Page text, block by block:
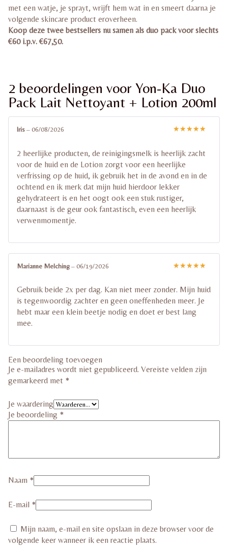
met een watje, je sprayt, wrijft hem wat in en smeert daarna je
volgende skincare product eroverheen.
Koop deze twee bestsellers nu samen als duo pack voor slechts
€60 i.p.v. €67,50.
2 beoordelingen voor Yon-Ka Duo
Pack Lait Nettoyant + Lotion 200ml
Iris – 06/08/2026
2 heerlijke producten, de reinigingsmelk is heerlijk zacht
voor de huid en de Lotion zorgt voor een heerlijke
verfrissing op de huid, ik gebruik het in de avond en in de
ochtend en ik merk dat mijn huid hierdoor lekker
gehydrateert is en het oogt ook een stuk rustiger,
daarnaast is de geur ook fantastisch, even een heerlijk
verwenmomentje.
Marianne Melching – 06/19/2026
Gebruik beide 2x per dag. Kan niet meer zonder. Mijn huid
is tegenwoordig zachter en geen oneffenheden meer. Je
hebt maar een klein beetje nodig en doet er best lang
mee.
Een beoordeling toevoegen
Je e-mailadres wordt niet gepubliceerd. Vereiste velden zijn
gemarkeerd met *
Je waardering
Je beoordeling *
Naam *
E-mail *
Mijn naam, e-mail en site opslaan in deze browser voor de
volgende keer wanneer ik een reactie plaats.